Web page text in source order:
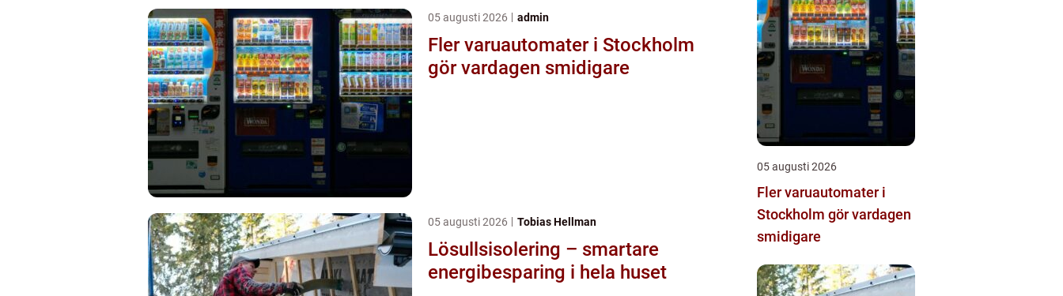
05 augusti 2026 admin
Fler varuautomater i Stockholm
gör vardagen smidigare
05 augusti 2026 Tobias Hellman
Lösullsisolering – smartare
energibesparing i hela huset
05 augusti 2026
Fler varuautomater i
Stockholm gör vardagen
smidigare